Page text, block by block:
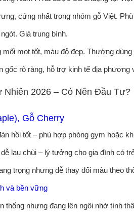
cứng nhất trong nhóm gỗ Việt.
Giá trung bình.
mọt tốt, màu đỏ đẹp. Thường dùng
gốc rõ ràng, hỗ trợ kinh tế địa phương
Nhiên 2026 – Có Nên Đầu Tư?
Gỗ Cherry
hồi tốt – phù hợp phòng gym hoặc
lau chùi – lý tưởng cho gia đình có
trọng nhưng dễ thay đổi màu theo
và bền vững
thống nhưng đang lên ngôi nhờ tính